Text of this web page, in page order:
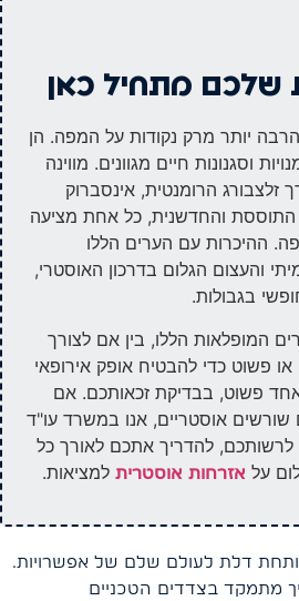
שלכם מתחיל כאן
יותר מרק נקודות על המפה. הן
וסגנונות חיים מגוונים. מווינה
זלצבורג הרומנטית, אינסברוק
התוססת והחדשנית, כל אחת מציעה
ההיכרות עם הערים הללו
והעצום הגלום בדרכון האוסטרי,
בגבולות.
המופלאות הללו, בין אם לצורך
או פשוט כדי להבטיח אופק אירופאי
פשוט, בבדיקת זכאותכם. אם
אוסטריים, אנו במשרד עו"ד
להדריך אתכם לאורך כל
על אזרחות אוסטרית למציאות.
דלת לעולם שלם של אפשרויות.
מתמקד בצדדים הטכניים